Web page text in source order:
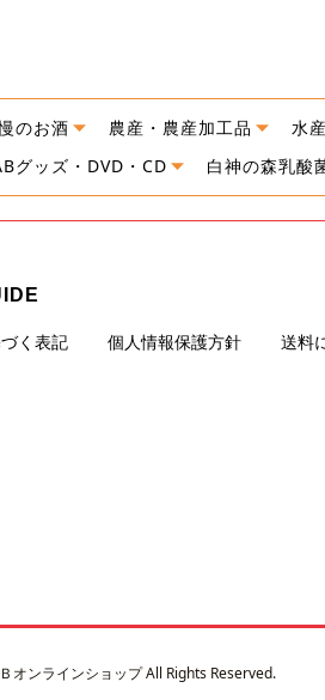
のお酒 農産・農産加工品 水
グッズ・DVD・CD 白神の森乳酸
く表記 個人情報保護方針 送料
オンラインショップ All Rights Reserved.